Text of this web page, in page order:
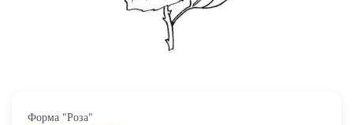
Форма "Роза"